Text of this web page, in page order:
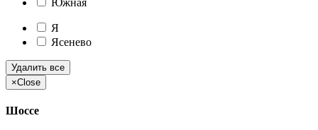
Я
Ясенево
Удалить все
×Close
Шоссе